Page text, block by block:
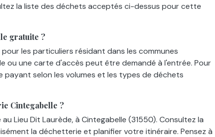
la liste des déchets acceptés ci-dessus pour cette
gratuite ?
les particuliers résidant dans les communes
ou une carte d'accès peut être demandé à l'entrée. Pour
payant selon les volumes et les types de déchets
Cintegabelle ?
Lieu Dit Laurède, à Cintegabelle (31550). Consultez la
la déchetterie et planifier votre itinéraire. Pensez à